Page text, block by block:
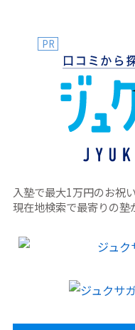
PR
入塾で最大1万円のお祝
現在地検索で最寄りの塾